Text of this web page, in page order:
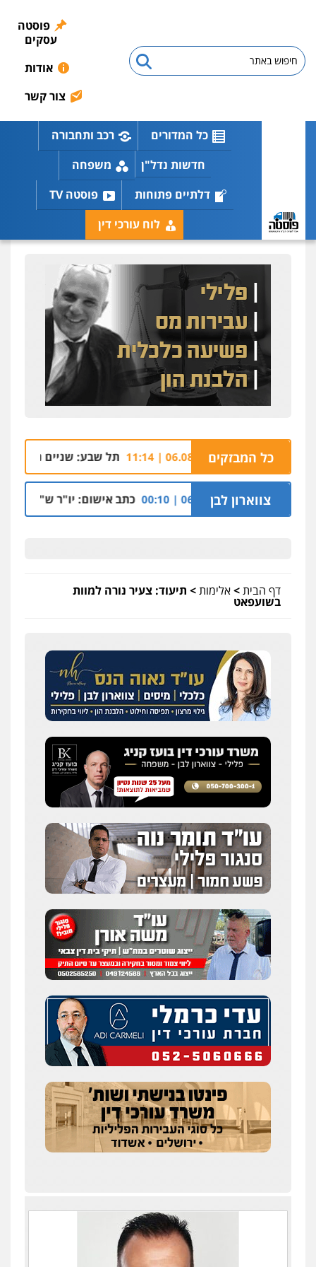
פוסטה
עסקים
אודות
צור קשר
כל המדורים
רכב ותחבורה
חדשות נדל"ן
משפחה
דלתיים פתוחות
פוסטה TV
לוח עורכי דין
כל המבזקים
מין בעובדת 06.08 | 11:14 תל שבע: שניים נעצרו בחשד
צווארון לבן
שבגליל 06.08 | 00:10 כתב אישום: יו"ר ש"ס לשעבר
דף הבית>אלימות> תיעוד: צעיר נורה למוות
בשועפאט
0505216700
אייל בן שושן, עורך דין פלילי